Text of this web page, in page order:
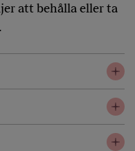
att behålla eller ta